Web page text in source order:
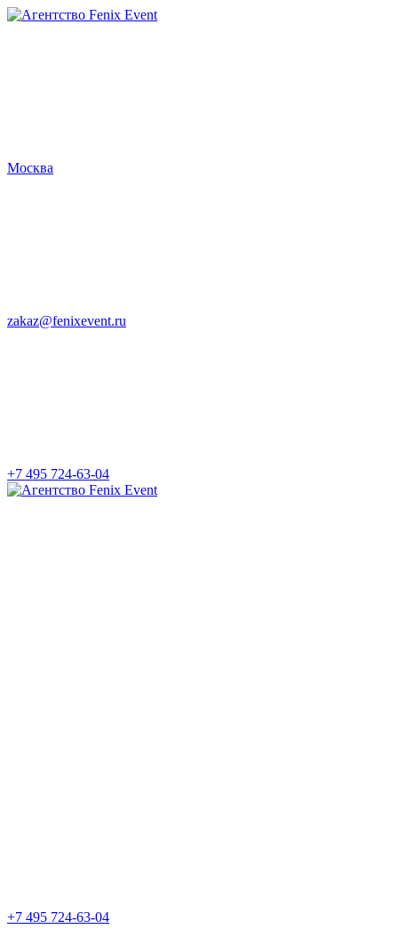
Агентство
Москва
zakaz@fenixevent.ru
+7 495 724-63-04
Агентство
+7 495 724-63-04